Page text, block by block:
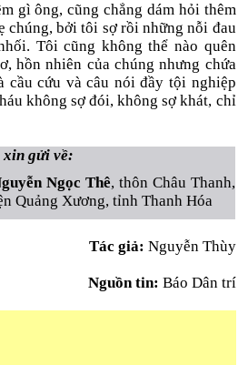
gì ông, cũng chẳng dám hỏi thêm
chúng, bởi tôi sợ rồi những nỗi đau
Tôi cũng không thể nào quên
hồn nhiên của chúng nhưng chứa
cầu cứu và câu nói đầy tội nghiệp
không sợ đói, không sợ khát, chỉ
xin gửi về:
Ngọc Thê, thôn Châu Thanh,
Quảng Xương, tỉnh Thanh Hóa
Tác giả: Nguyễn Thùy
Nguồn tin: Báo Dân trí